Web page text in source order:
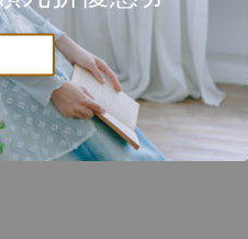
好放電。和朋友一起經歷冒險與